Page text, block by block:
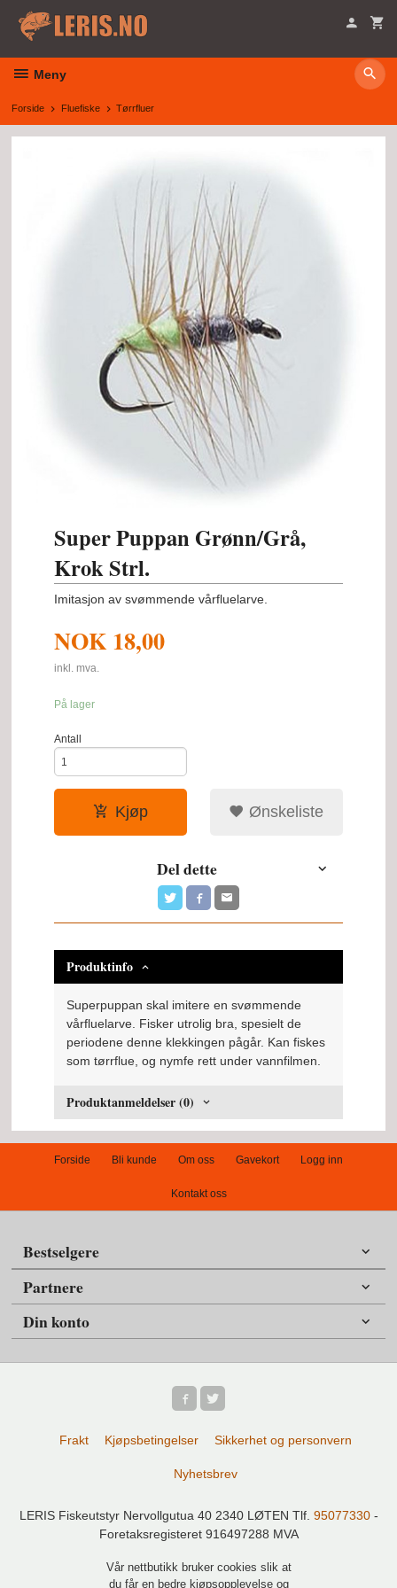
innholdet
Meny
Forside Fluefiske Tørrfluer
Super Puppan Grønn/Grå,
Krok Strl.
Imitasjon av svømmende vårfluelarve.
NOK 18,00
inkl. mva.
På lager
Antall
Kjøp Ønskeliste
Del dette
Produktinfo
Superpuppan skal imitere en svømmende
vårfluelarve. Fisker utrolig bra, spesielt de
periodene denne klekkingen pågår. Kan fiskes
som tørrflue, og nymfe rett under vannfilmen.
Produktanmeldelser (0)
Forside Bli kunde Om oss Gavekort Logg inn
Kontakt oss
Bestselgere
Partnere
Din konto
Frakt Kjøpsbetingelser Sikkerhet og personvern
Nyhetsbrev
LERIS Fiskeutstyr Nervollgutua 40 2340 LØTEN Tlf. 95077330-
Foretaksregisteret 916497288 MVA
Vår nettbutikk bruker cookies slik at
du får en bedre kjøpsopplevelse og